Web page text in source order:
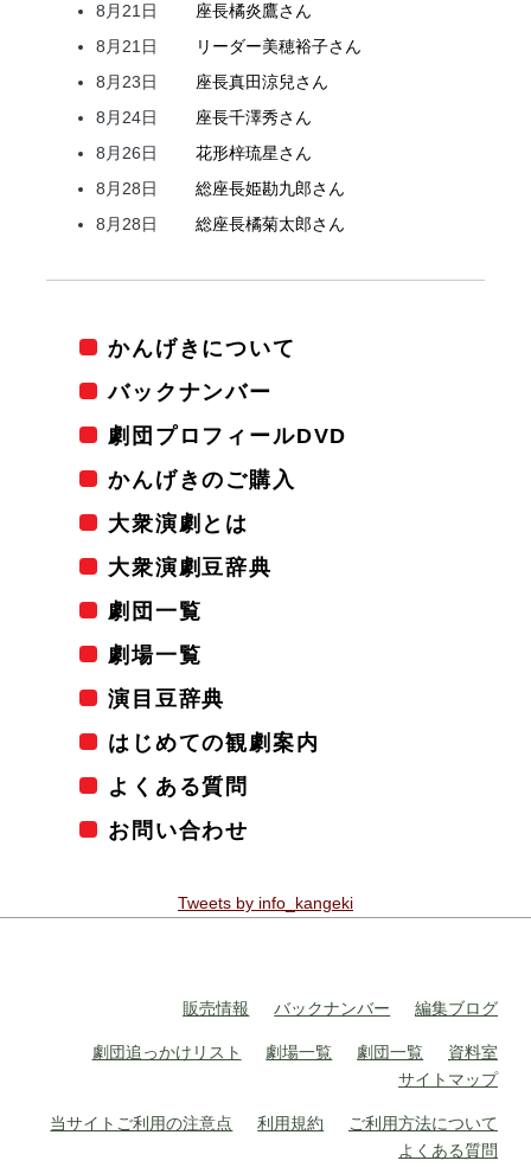
8月21日
座長橘炎鷹さん
8月21日
リーダー美穂裕子さん
8月23日
座長真田涼兒さん
8月24日
座長千澤秀さん
8月26日
花形梓琉星さん
8月28日
総座長姫勘九郎さん
8月28日
総座長橘菊太郎さん
かんげきについて
バックナンバー
劇団プロフィールDVD
かんげきのご購入
大衆演劇とは
大衆演劇豆辞典
劇団一覧
劇場一覧
演目豆辞典
はじめての観劇案内
よくある質問
お問い合わせ
Tweets by info_kangeki
販売情報 バックナンバー 編集ブログ
劇団追っかけリスト 劇場一覧 劇団一覧
資料室
サイトマップ
当サイトご利用の注意点 利用規約
ご利用方法について
よくある質問